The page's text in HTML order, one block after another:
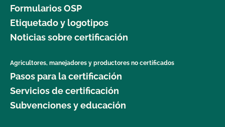
¿Qué ingredientes no orgánicos puedo utilizar en
mi producto etiquetado como "Elaborado con
productos orgánicos (ingredientes específicos)"?
¿Qué ingredientes/materiales no orgánicos puedo
utilizar en mi producto procesado orgánico?
Formularios OSP
Etiquetado y logotipos
Noticias sobre certificación
Agricultores, manejadores y productores no certificados
Pasos para la certificación
Servicios de certificación
Subvenciones y educación